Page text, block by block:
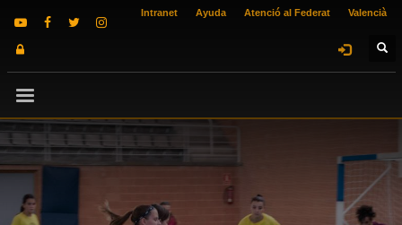
Intranet Ayuda Atenció al Federat Valencià